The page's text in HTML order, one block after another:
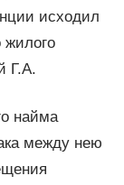
исходил
жилого
Г.А.
найма
между нею